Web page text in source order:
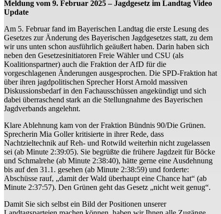
Meldung vom 9. Februar 2025 – Jagdgesetz im Landtag Video
Update
Am 5. Februar fand im Bayerischen Landtag die erste Lesung des
Gesetzes zur Änderung des Bayerischen Jagdgesetzes statt, zu dem
wir uns unten schon ausführlich geäußert haben. Darin haben sich
neben den Gesetzesinitiatoren Freie Wähler und CSU (als
Koalitionspartner) auch die Fraktion der AfD für die
vorgeschlagenen Änderungen ausgesprochen. Die SPD-Fraktion hat
über ihren jagdpolitischen Sprecher Horst Arnold massiven
Diskussionsbedarf in den Fachausschüssen angekündigt und sich
dabei überraschend stark an die Stellungnahme des Bayerischen
Jagdverbands angelehnt.
Klare Ablehnung kam von der Fraktion Bündnis 90/Die Grünen.
Sprecherin Mia Goller kritisierte in ihrer Rede, dass
Nachtzieltechnik auf Reh- und Rotwild weiterhin nicht zugelassen
sei (ab Minute 2:39:05). Sie begrüßte die frühere Jagdzeit für Böcke
und Schmalrehe (ab Minute 2:38:40), hätte gerne eine Ausdehnung
bis auf den 31.1. gesehen (ab Minute 2:38:59) und forderte:
Abschüsse rauf, „damit der Wald überhaupt eine Chance hat“ (ab
Minute 2:37:57). Den Grünen geht das Gesetz „nicht weit genug“.
Damit Sie sich selbst ein Bild der Positionen unserer